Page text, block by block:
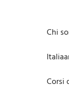
inevitabile
oggi
Chi
Corsi